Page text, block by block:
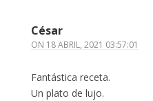
César
ON 18 ABRIL, 2021 03:57:01
Fantástica receta.
Un plato de lujo.